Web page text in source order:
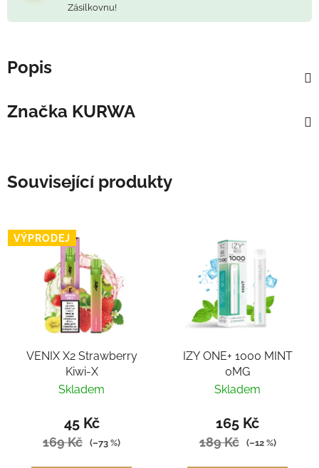
Zásilkovnu!
Popis
Značka KURWA
Související produkty
VÝPRODEJ
VENIX X2 Strawberry
Kiwi-X
Skladem
45 Kč
169 Kč (–73 %)
IZY ONE+ 1000 MINT
0MG
Skladem
165 Kč
189 Kč (–12 %)